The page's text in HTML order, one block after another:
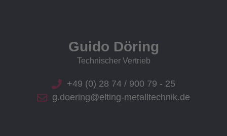
Guido Döring
Technischer Vertrieb
+49 (0) 28 74 / 900 79 - 25
g.doering@elting-metalltechnik.de